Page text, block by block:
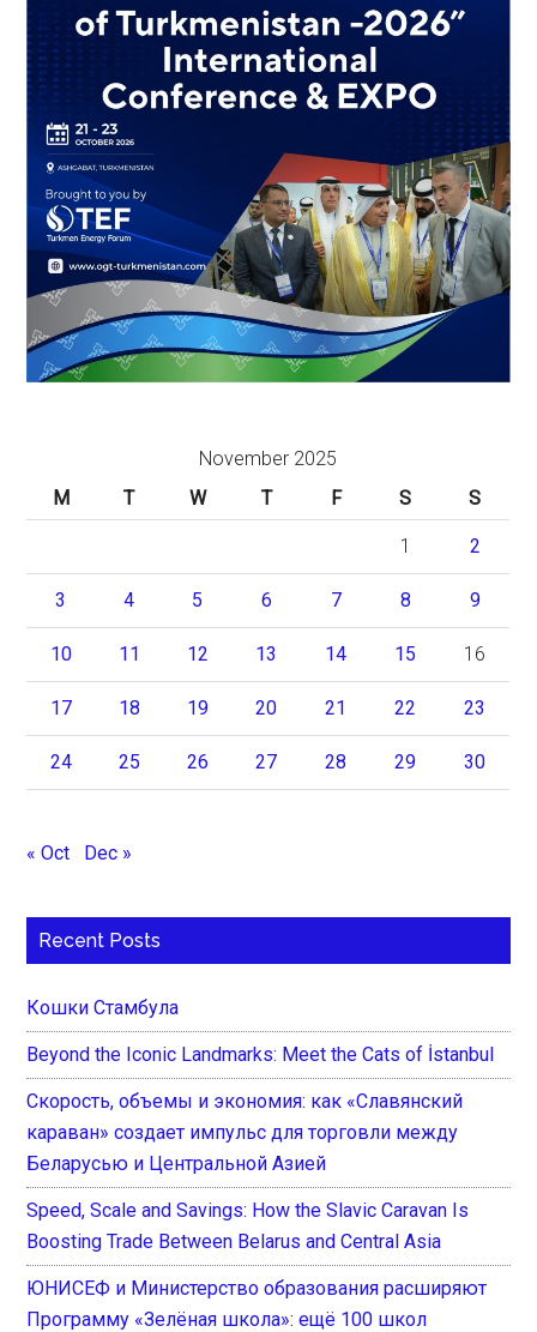
November 2025
M
T W T F S S
1 2
3 4 5 6 7 8 9
10 11 12 13 14 15 16
17 18 19 20 21 22 23
24 25 26 27 28 29 30
« Oct Dec »
Recent Posts
Кошки Стамбула
Beyond the Iconic Landmarks: Meet the Cats of İstanbul
Скорость, объемы и экономия: как «Славянский
караван» создает импульс для торговли между
Беларусью и Центральной Азией
Speed, Scale and Savings: How the Slavic Caravan Is
Boosting Trade Between Belarus and Central Asia
ЮНИСЕФ и Министерство образования расширяют
Программу «Зелёная школа»: ещё 100 школ